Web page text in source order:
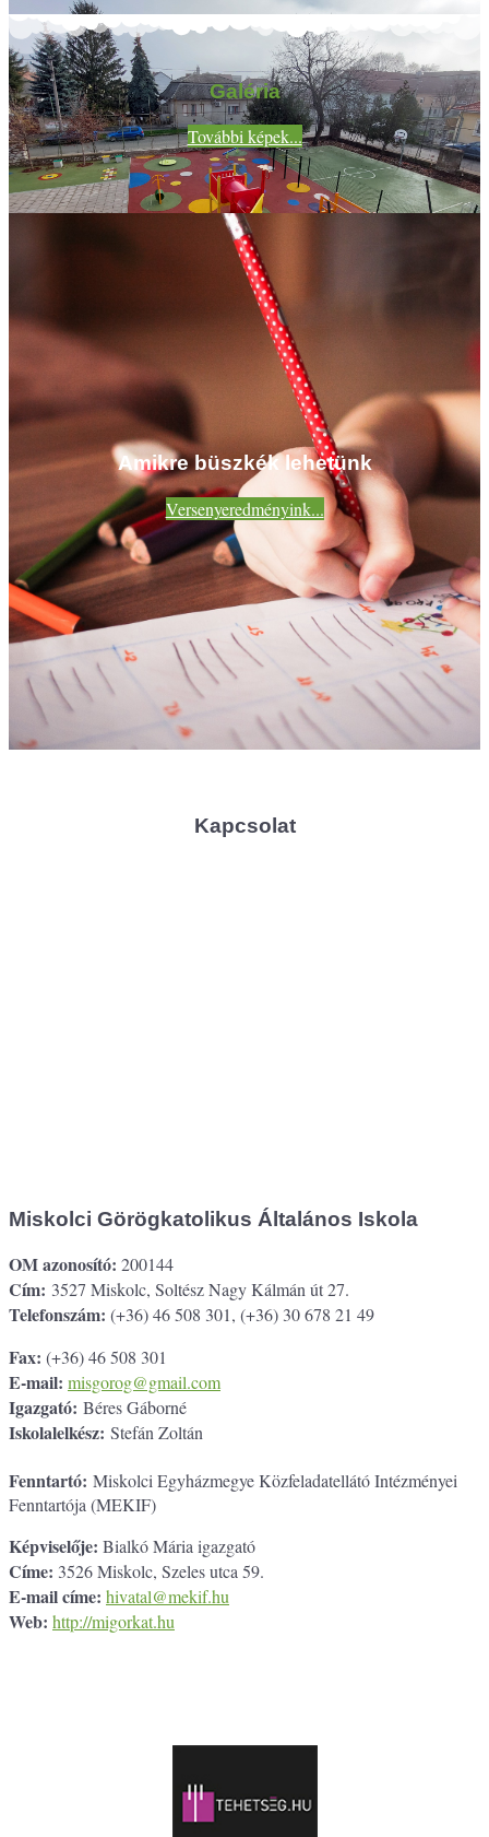
Galéria
További képek...
Amikre büszkék lehetünk
Versenyeredményink...
Kapcsolat
Miskolci Görögkatolikus Általános Iskola
OM azonosító: 200144
Cím: 3527 Miskolc, Soltész Nagy Kálmán út 27.
Telefonszám: (+36) 46 508 301, (+36) 30 678 21 49
Fax: (+36) 46 508 301
E-mail: misgorog@gmail.com
Igazgató: Béres Gáborné
Iskolalelkész: Stefán Zoltán
Fenntartó: Miskolci Egyházmegye Közfeladatellátó Intézményei
Fenntartója (MEKIF)
Képviselője: Bialkó Mária igazgató
Címe: 3526 Miskolc, Szeles utca 59.
E-mail címe: hivatal@mekif.hu
Web: http://migorkat.hu